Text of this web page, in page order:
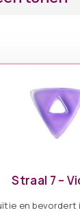
Straal 7 –
en bevordert